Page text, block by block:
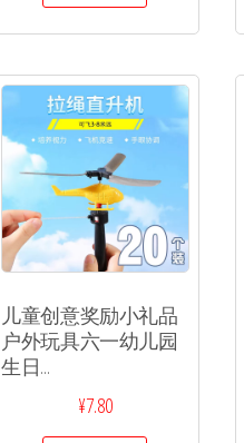
儿童创意奖励小礼品
户外玩具六一幼儿园
生日...
¥7.80